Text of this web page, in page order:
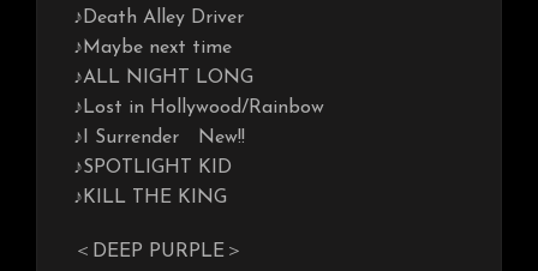
♪Death Alley Driver
♪Maybe next time
♪ALL NIGHT LONG
♪Lost in Hollywood/Rainbow
♪I Surrender New!!
♪SPOTLIGHT KID
♪KILL THE KING
＜DEEP PURPLE＞